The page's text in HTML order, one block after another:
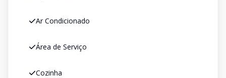
Ar Condicionado
Área de Serviço
Cozinha